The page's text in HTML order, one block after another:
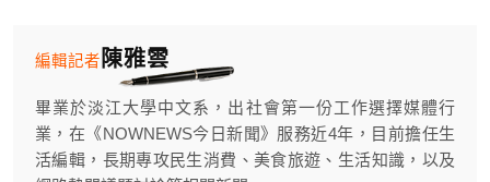
陳雅雲
編輯記者
畢業於淡江大學中文系，出社會第一份工作選擇媒體行
業，在《NOWNEWS今日新聞》服務近4年，目前擔任生
活編輯，長期專攻民生消費、美食旅遊、生活知識，以及